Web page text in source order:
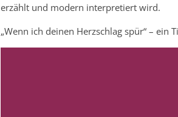
erzählt und modern interpretiert wird.
„Wenn ich deinen Herzschlag spür“ –